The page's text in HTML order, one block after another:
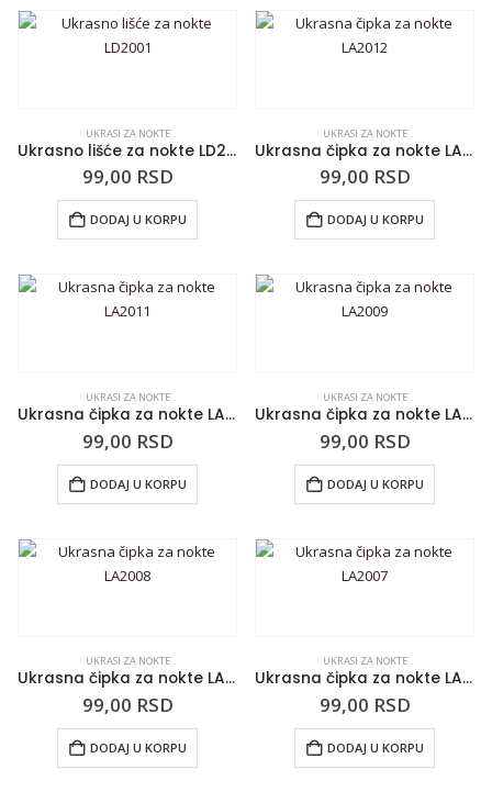
UKRASI ZA NOKTE
Ukrasno lišće za nokte LD2001
99,00 RSD
DODAJ U KORPU
UKRASI ZA NOKTE
Ukrasna čipka za nokte LA2012
99,00 RSD
DODAJ U KORPU
UKRASI ZA NOKTE
Ukrasna čipka za nokte LA2011
99,00 RSD
DODAJ U KORPU
UKRASI ZA NOKTE
Ukrasna čipka za nokte LA2009
99,00 RSD
DODAJ U KORPU
UKRASI ZA NOKTE
Ukrasna čipka za nokte LA2008
99,00 RSD
DODAJ U KORPU
UKRASI ZA NOKTE
Ukrasna čipka za nokte LA2007
99,00 RSD
DODAJ U KORPU